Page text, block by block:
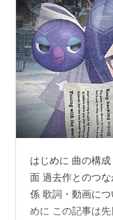
はじめに 曲の構
面 過去作とのつ
係 歌詞・動画に
めに この記事は先